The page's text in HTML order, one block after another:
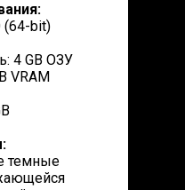
(64-bit)
4 GB ОЗУ
VRAM
темные